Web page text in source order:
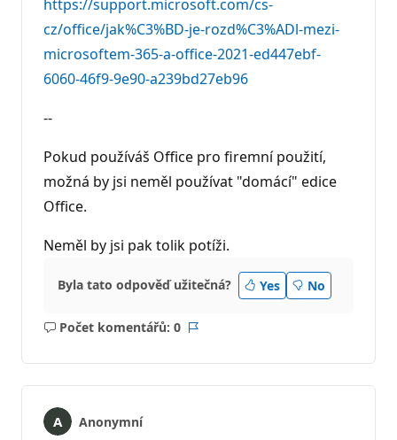
https://support.microsoft.com/cs-
cz/office/jak%C3%BD-je-rozd%C3%ADl-mezi-
microsoftem-365-a-office-2021-ed447ebf-
6060-46f9-9e90-a239bd27eb96
--
Pokud používáš Office pro firemní použití,
možná by jsi neměl používat "domácí" edice
Office.
Neměl by jsi pak tolik potíži.
Byla tato odpověď užitečná? Yes No
Počet komentářů: 0
Žádné
Anonymní